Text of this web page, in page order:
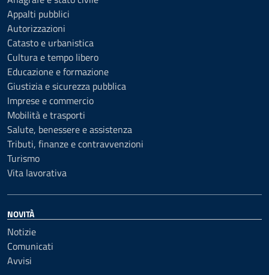
Appalti pubblici
Autorizzazioni
Catasto e urbanistica
Cultura e tempo libero
Educazione e formazione
Giustizia e sicurezza pubblica
Imprese e commercio
Mobilità e trasporti
Salute, benessere e assistenza
Tributi, finanze e contravvenzioni
Turismo
Vita lavorativa
NOVITÀ
Notizie
Comunicati
Avvisi